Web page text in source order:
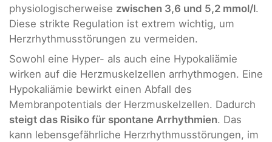
physiologischerweise zwischen 3,6 und 5,2 mmol/l.
Diese strikte Regulation ist extrem wichtig, um
Herzrhythmusstörungen zu vermeiden.
Sowohl eine Hyper- als auch eine Hypokaliämie
wirken auf die Herzmuskelzellen arrhythmogen. Eine
Hypokaliämie bewirkt einen Abfall des
Membranpotentials der Herzmuskelzellen. Dadurch
steigt das Risiko für spontane Arrhythmien. Das
kann lebensgefährliche Herzrhythmusstörungen, im